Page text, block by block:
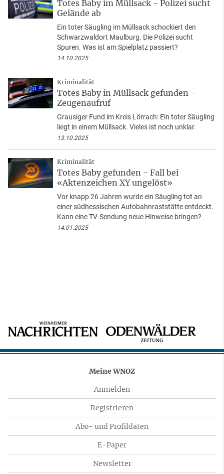
Totes Baby im Müllsack - Polizei sucht
Gelände ab
Ein toter Säugling im Müllsack schockiert den
Schwarzwaldort Maulburg. Die Polizei sucht
Spuren. Was ist am Spielplatz passiert?
14.10.2025
Kriminalität
Totes Baby in Müllsack gefunden -
Zeugenaufruf
Grausiger Fund im Kreis Lörrach: Ein toter Säugling
liegt in einem Müllsack. Vieles ist noch unklar.
13.10.2025
Kriminalität
Totes Baby gefunden - Fall bei
«Aktenzeichen XY ungelöst»
Vor knapp 26 Jahren wurde ein Säugling tot an
einer südhessischen Autobahnraststätte entdeckt.
Kann eine TV-Sendung neue Hinweise bringen?
14.01.2025
Meine WNOZ
Anmelden
Registrieren
Abo- und Profildaten
E-Paper
Newsletter